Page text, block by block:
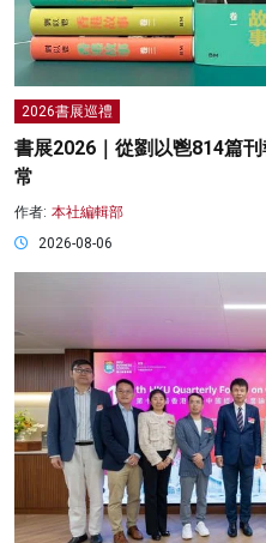
2026書展巡禮
書展2026｜從劉以鬯814篇
常
作者: 本社編輯部
2026-08-06